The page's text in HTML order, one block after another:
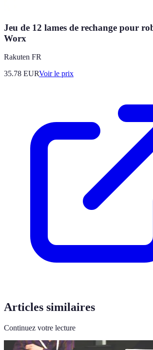
Jeu de 12 lames de rechange pour
Worx
Rakuten FR
35.78 EURVoir le prix
Articles similaires
Continuez votre lecture